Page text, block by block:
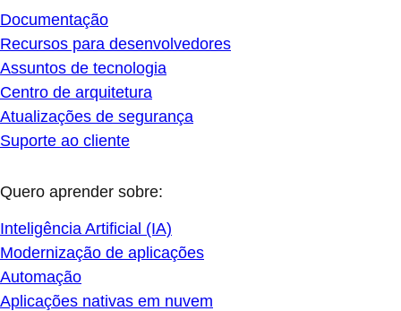
Documentação
Recursos para desenvolvedores
Assuntos de tecnologia
Centro de arquitetura
Atualizações de segurança
Suporte ao cliente
Quero aprender sobre:
Inteligência Artificial (IA)
Modernização de aplicações
Automação
Aplicações nativas em nuvem